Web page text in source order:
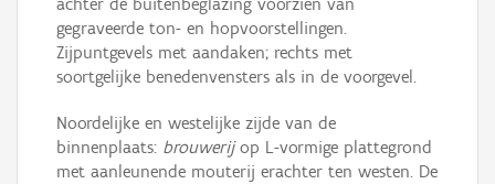
achter de buitenbeglazing voorzien van
gegraveerde ton- en hopvoorstellingen.
Zijpuntgevels met aandaken; rechts met
soortgelijke benedenvensters als in de voorgevel.
Noordelijke en westelijke zijde van de
binnenplaats: brouwerijop L-vormige plattegrond
met aanleunende mouterij erachter ten westen. De